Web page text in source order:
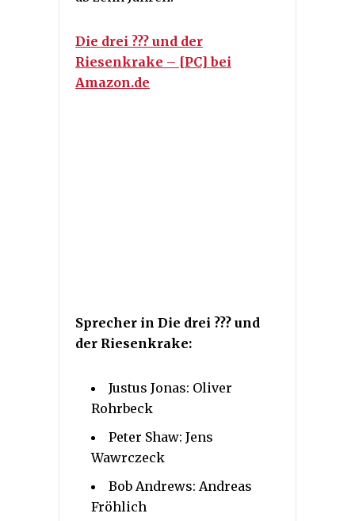
Die drei ??? und der
Riesenkrake – [PC] bei
Amazon.de
Sprecher in Die drei ??? und
der Riesenkrake:
Justus Jonas: Oliver
Rohrbeck
Peter Shaw: Jens
Wawrczeck
Bob Andrews: Andreas
Fröhlich